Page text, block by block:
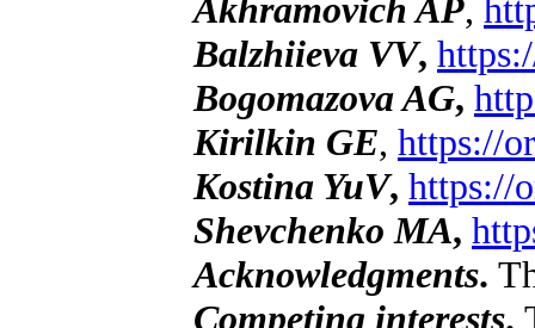
Akhramovich AP,
Balzhiieva VV,
Bogomazova AG,
Kirilkin GE, https://
Kostina YuV, https://
Shevchenko MA,
Acknowledgments.
Competing interests.